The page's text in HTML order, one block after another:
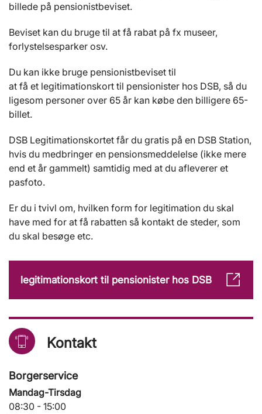
billede på pensionistbeviset.
Beviset kan du bruge til at få rabat på fx museer,
forlystelsesparker osv.
Du kan ikke bruge pensionistbeviset til
at få et legitimationskort til pensionister hos DSB, så du
ligesom personer over 65 år kan købe den billigere 65-
billet.
DSB Legitimationskortet får du gratis på en DSB Station,
hvis du medbringer en pensionsmeddelelse (ikke mere
end et år gammelt) samtidig med at du afleverer et
pasfoto.
Er du i tvivl om, hvilken form for legitimation du skal
have med for at få rabatten så kontakt de steder, som
du skal besøge etc.
legitimationskort til pensionister hos DSB
Kontakt
Borgerservice
Mandag-Tirsdag
08:30 - 15:00